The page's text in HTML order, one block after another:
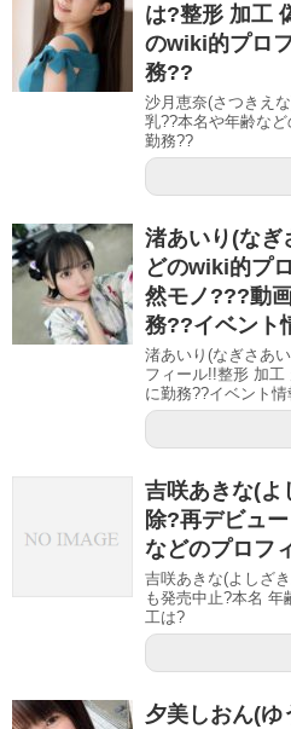
は?整形 加工
のwiki的プロ
務??
沙月恵奈(さつきえ
乳??本名や年齢な
勤務??
渚あいり(なぎ
どのwiki的プ
然モノ???動
務??イベント
渚あいり(なぎさあ
フィール!!整形 加工
に勤務??イベント情
吉咲あきな(よ
除?再デビュ
などのプロフ
吉咲あきな(よしざ
も発売中止?本名 年
工は?
夕美しおん(